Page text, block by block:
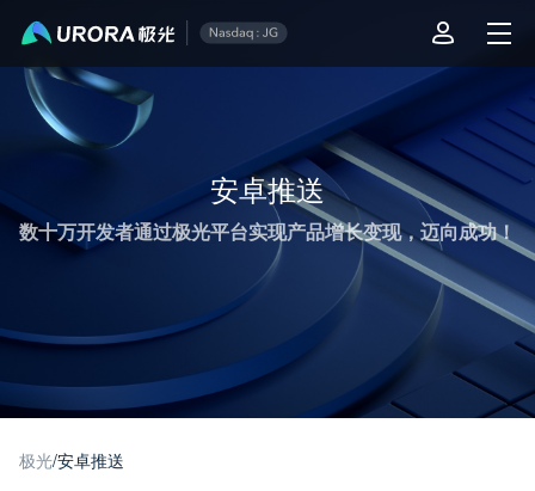
安卓推送
数十万开发者通过极光平台实现产品增长变现，迈向成功！
极光/安卓推送